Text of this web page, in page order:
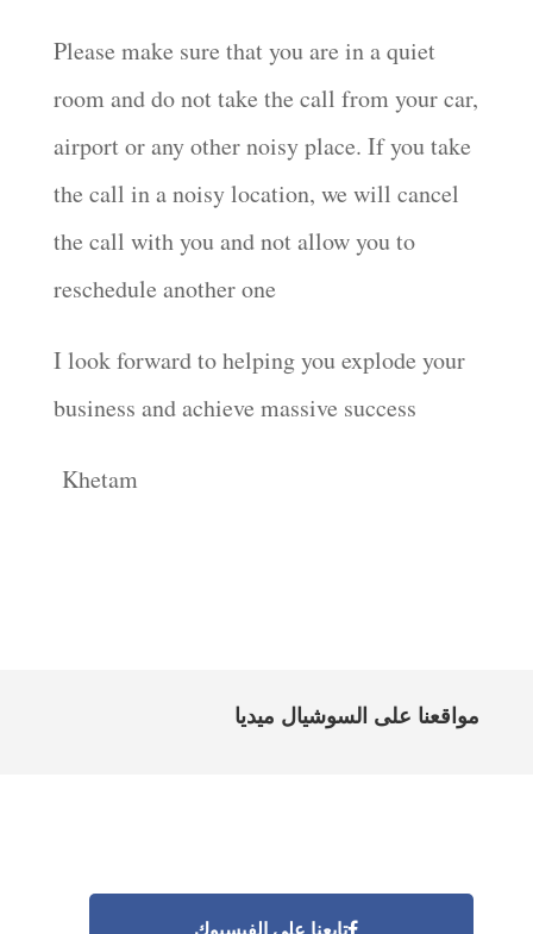
Please make sure that you are in a quiet
room and do not take the call from your car,
airport or any other noisy place. If you take
the call in a noisy location, we will cancel
the call with you and not allow you to
reschedule another one
I look forward to helping you explode your
business and achieve massive success
Khetam
مواقعنا على السوشيال ميديا
تابعنا على الفيسبوك